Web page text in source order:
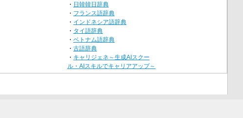
・ 日韓韓日辞典
・ フランス語辞典
・ インドネシア語辞典
・ タイ語辞典
・ ベトナム語辞典
・ 古語辞典
・ キャリジェネ～生成AIスクー
ル・AIスキルでキャリアアップ～